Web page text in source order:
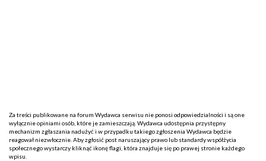
Za treści publikowane na forum Wydawca serwisu nie ponosi odpowiedzialności i są one
wyłącznie opiniami osób, które je zamieszczają. Wydawca udostępnia przystępny
mechanizm zgłaszania nadużyć i w przypadku takiego zgłoszenia Wydawca będzie
reagował niezwłocznie. Aby zgłosić post naruszający prawo lub standardy współżycia
społecznego wystarczy kliknąć ikonę flagi, która znajduje się po prawej stronie każdego
wpisu.